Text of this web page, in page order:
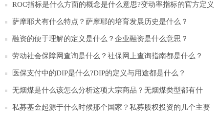
ROC指标是什么方面的概念是什么意思?变动率指标的官方定义
是什么？
萨摩耶犬有什么特点？萨摩耶的培育发展历史是什么？
融资的便于理解的定义是什么？企业融资是什么意思？
劳动社会保障网查询是什么？社保网上查询指南都是什么？
医保支付中的DIP是什么?DIP的定义与用途都是什么？
无烟煤是什么该怎么分析这项大宗商品？无烟煤类型都有什
么？
私募基金起源于什么时候那个国家？私募股权投资的几个主要